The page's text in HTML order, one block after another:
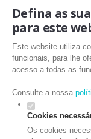
Defina as
para este
Este website utiliza
funcionais, para lhe
acesso a todas as
Consulte a nossa
Cookies
Os cookies